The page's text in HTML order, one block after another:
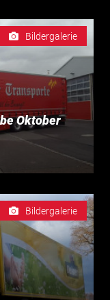
Bildergalerie
Oktober
Bildergalerie